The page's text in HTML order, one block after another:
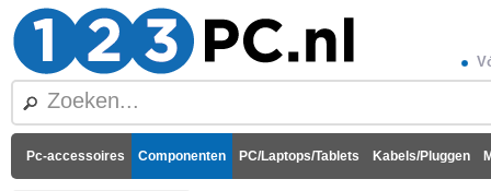
Pc-accessoires Componenten PC/Laptops/Tablets Kabels/Pluggen